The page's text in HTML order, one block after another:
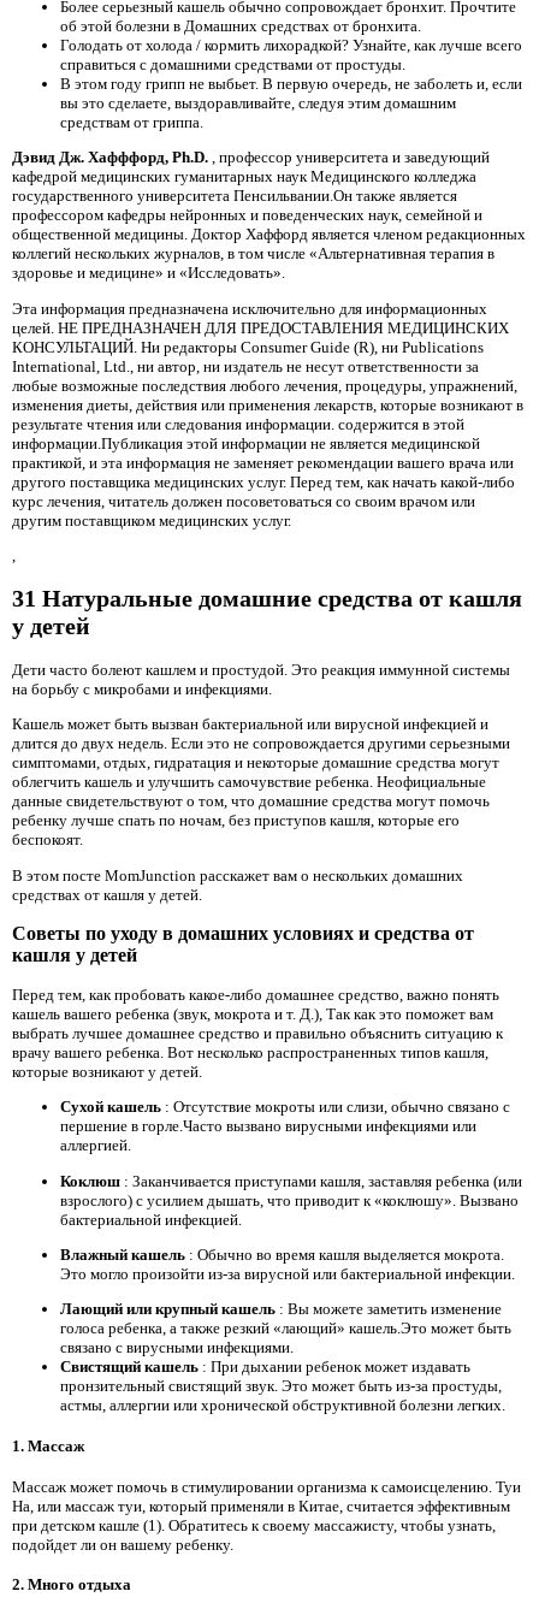
Более серьезный кашель обычно сопровождает бронхит. Прочтите
об этой болезни в Домашних средствах от бронхита.
Голодать от холода / кормить лихорадкой? Узнайте, как лучше всего
справиться с домашними средствами от простуды.
В этом году грипп не выбьет. В первую очередь, не заболеть и, если
вы это сделаете, выздоравливайте, следуя этим домашним
средствам от гриппа.
Дэвид Дж. Хафффорд, Ph.D. , профессор университета и заведующий
кафедрой медицинских гуманитарных наук Медицинского колледжа
государственного университета Пенсильвании.Он также является
профессором кафедры нейронных и поведенческих наук, семейной и
общественной медицины. Доктор Хаффорд является членом редакционных
коллегий нескольких журналов, в том числе «Альтернативная терапия в
здоровье и медицине» и «Исследовать».
Эта информация предназначена исключительно для информационных
целей. НЕ ПРЕДНАЗНАЧЕН ДЛЯ ПРЕДОСТАВЛЕНИЯ МЕДИЦИНСКИХ
КОНСУЛЬТАЦИЙ. Ни редакторы Consumer Guide (R), ни Publications
International, Ltd., ни автор, ни издатель не несут ответственности за
любые возможные последствия любого лечения, процедуры, упражнений,
изменения диеты, действия или применения лекарств, которые возникают в
результате чтения или следования информации. содержится в этой
информации.Публикация этой информации не является медицинской
практикой, и эта информация не заменяет рекомендации вашего врача или
другого поставщика медицинских услуг. Перед тем, как начать какой-либо
курс лечения, читатель должен посоветоваться со своим врачом или
другим поставщиком медицинских услуг.
31 Натуральные домашние средства от кашля
у детей
Дети часто болеют кашлем и простудой. Это реакция иммунной системы
на борьбу с микробами и инфекциями.
Кашель может быть вызван бактериальной или вирусной инфекцией и
длится до двух недель. Если это не сопровождается другими серьезными
симптомами, отдых, гидратация и некоторые домашние средства могут
облегчить кашель и улучшить самочувствие ребенка. Неофициальные
данные свидетельствуют о том, что домашние средства могут помочь
ребенку лучше спать по ночам, без приступов кашля, которые его
беспокоят.
В этом посте MomJunction расскажет вам о нескольких домашних
средствах от кашля у детей.
Советы по уходу в домашних условиях и средства от
кашля у детей
Перед тем, как пробовать какое-либо домашнее средство, важно понять
кашель вашего ребенка (звук, мокрота и т. Д.), Так как это поможет вам
выбрать лучшее домашнее средство и правильно объяснить ситуацию к
врачу вашего ребенка. Вот несколько распространенных типов кашля,
которые возникают у детей.
Сухой кашель : Отсутствие мокроты или слизи, обычно связано с
першение в горле.Часто вызвано вирусными инфекциями или
аллергией.
Коклюш : Заканчивается приступами кашля, заставляя ребенка (или
взрослого) с усилием дышать, что приводит к «коклюшу». Вызвано
бактериальной инфекцией.
Влажный кашель : Обычно во время кашля выделяется мокрота.
Это могло произойти из-за вирусной или бактериальной инфекции.
Лающий или крупный кашель : Вы можете заметить изменение
голоса ребенка, а также резкий «лающий» кашель.Это может быть
связано с вирусными инфекциями.
Свистящий кашель : При дыхании ребенок может издавать
пронзительный свистящий звук. Это может быть из-за простуды,
астмы, аллергии или хронической обструктивной болезни легких.
1. Массаж
Массаж может помочь в стимулировании организма к самоисцелению. Туи
На, или массаж туи, который применяли в Китае, считается эффективным
при детском кашле (1). Обратитесь к своему массажисту, чтобы узнать,
подойдет ли он вашему ребенку.
2. Много отдыха